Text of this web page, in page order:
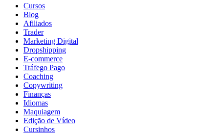
Cursos
Blog
Afiliados
Trader
Marketing Digital
Dropshipping
E-commerce
Tráfego Pago
Coaching
Copywriting
Finanças
Idiomas
Maquiagem
Edição de Vídeo
Cursinhos